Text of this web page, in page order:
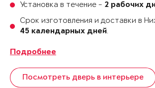
Установка в течение - 2 рабочих
Срок изготовления и доставки в
45 календарных дней.
Подробнее
Посмотреть дверь в интерьере